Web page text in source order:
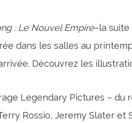
: Le Nouvel Empire–la suite
dans les salles au
Découvrez les
Legendary Pictures – du
Rossio, Jeremy Slater